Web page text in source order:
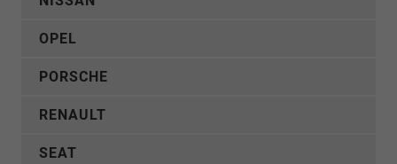
OPEL
PORSCHE
RENAULT
SEAT